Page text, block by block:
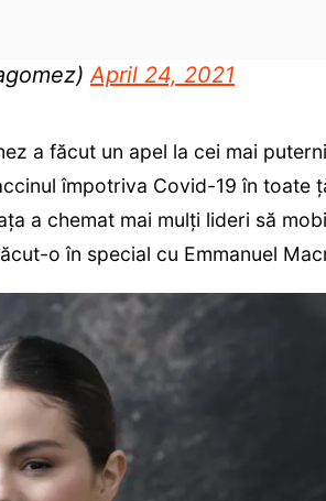
April 24, 2021
a făcut un apel la cei mai
împotriva Covid-19 în toate
a chemat mai mulți lideri să
o în special cu Emmanuel